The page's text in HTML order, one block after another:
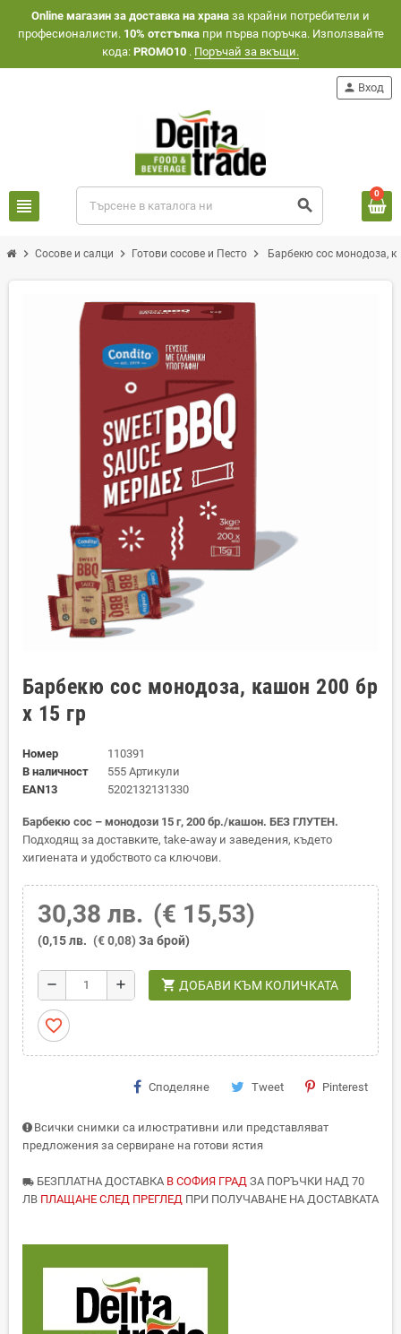
Оnline магазин за доставка на храна за крайни потребители и
професионалисти. 10% отстъпкапри първа поръчка. Използвайте
кода: PROMO10 . Поръчай за вкъщи.
view_headline search
person Вход
0
chevron_right Сосове и салци chevron_right Готови сосове и Песто chevron_right Барбекю сос монодоза,
Барбекю сос монодоза, кашон 200 бр
х 15 гр
Номер
110391
В наличност
555 Артикули
EAN13
5202132131330
Барбекю сос – монодози 15 г, 200 бр./кашон. БЕЗ ГЛУТЕН.
Подходящ за доставките, take-away и заведения, където
хигиената и удобството са ключови.
30,38 лв. (€ 15,53)
(0,15 лв. (€ 0,08) За брой)
remove add shopping_cart ДОБАВИ КЪМ КОЛИЧКАТА
favorite_border
Споделяне Tweet Pinterest
Всички снимки са илюстративни или представляват
предложения за сервиране на готови ястия
local_shipping БЕЗПЛАТНА ДОСТАВКА В СОФИЯ ГРАД ЗА ПОРЪЧКИ НАД 70
ЛВ ПЛАЩАНЕ СЛЕД ПРЕГЛЕД ПРИ ПОЛУЧАВАНЕ НА ДОСТАВКАТА